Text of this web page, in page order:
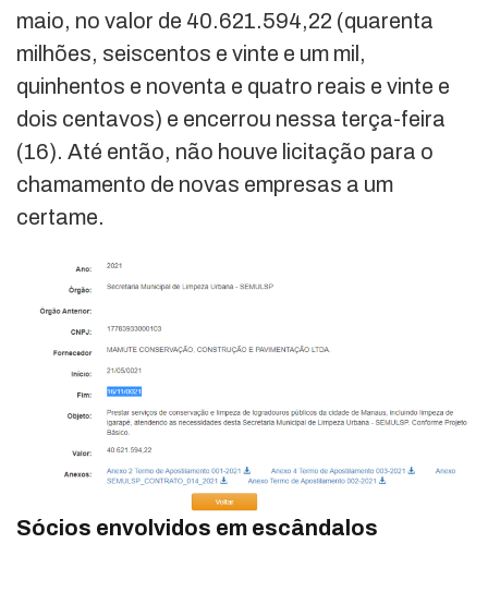
maio, no valor de 40.621.594,22 (quarenta
milhões, seiscentos e vinte e um mil,
quinhentos e noventa e quatro reais e vinte e
dois centavos) e encerrou nessa terça-feira
(16). Até então, não houve licitação para o
chamamento de novas empresas a um
certame.
Sócios envolvidos em escândalos